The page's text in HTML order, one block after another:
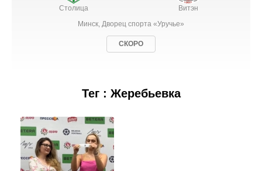
Столица
Витэн
Минск, Дворец спорта «Уручье»
СКОРО
Тег : Жеребьевка